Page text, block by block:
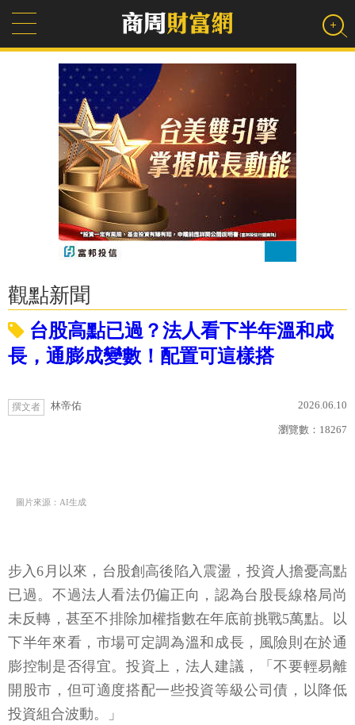
觀點新聞
台股高點已過？法人看下半年溫和成
長，通膨成變數！配置可這樣搭
撰文者 林帝佑 2026.06.10
瀏覽數： 18267
圖片來源：AI生成
步入6月以來，台股創高後陷入震盪，投資人擔憂高點
已過。不過法人看法仍偏正向，認為台股長線格局尚
未反轉，甚至不排除加權指數在年底前挑戰5萬點。以
下半年來看，市場可定調為溫和成長，風險則在於通
膨控制是否得宜。投資上，法人建議，「不要輕易離
開股市，但可適度搭配一些投資等級公司債，以降低
投資組合波動。」